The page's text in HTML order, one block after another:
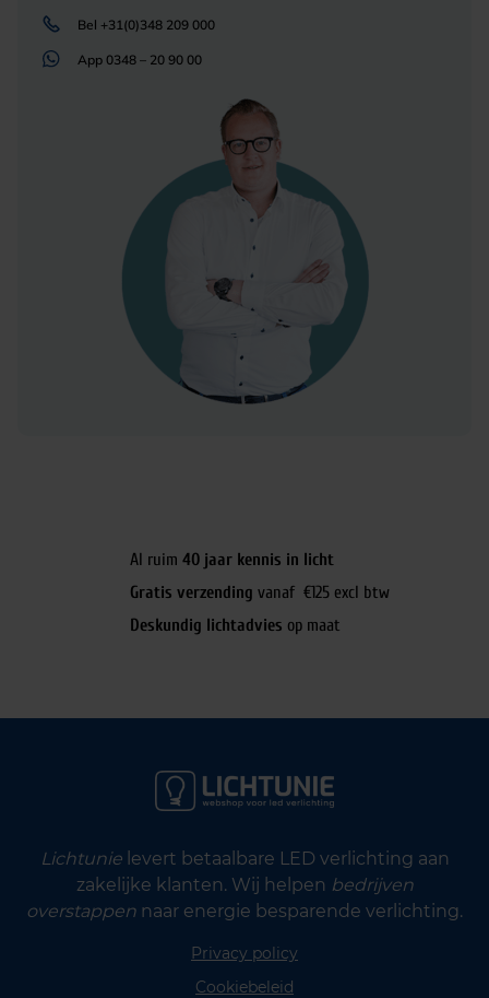
Bel +31(0)348 209 000
App 0348 – 20 90 00
Al ruim 40 jaar kennis in licht
Gratis verzending vanaf €125 excl btw
Deskundig lichtadvies op maat
Lichtunielevert betaalbare LED verlichting aan
zakelijke klanten. Wij helpen bedrijven
overstappen naar energie besparende verlichting.
Privacy policy
Cookiebeleid